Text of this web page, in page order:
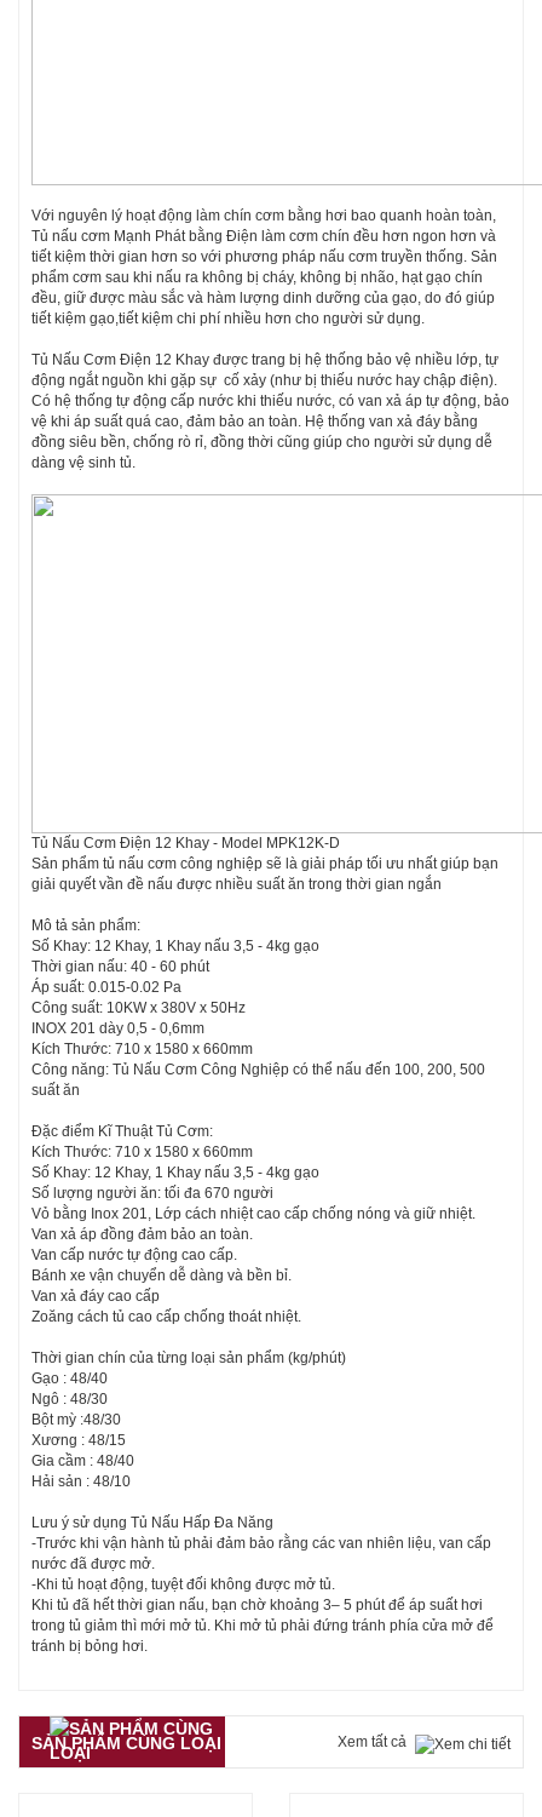
Với nguyên lý hoạt động làm chín cơm bằng hơi bao quanh hoàn toàn,
Tủ nấu cơm Mạnh Phát bằng Điện làm cơm chín đều hơn ngon hơn và
tiết kiệm thời gian hơn so với phương pháp nấu cơm truyền thống. Sản
phẩm cơm sau khi nấu ra không bị cháy, không bị nhão, hạt gạo chín
đều, giữ được màu sắc và hàm lượng dinh dưỡng của gạo, do đó giúp
tiết kiệm gạo,tiết kiệm chi phí nhiều hơn cho người sử dụng.
Tủ Nấu Cơm Điện 12 Khay được trang bị hệ thống bảo vệ nhiều lớp, tự
động ngắt nguồn khi gặp sự cố xảy (như bị thiếu nước hay chập điện).
Có hệ thống tự động cấp nước khi thiếu nước, có van xả áp tự động, bảo
vệ khi áp suất quá cao, đảm bảo an toàn. Hệ thống van xả đáy bằng
đồng siêu bền, chống rò rỉ, đồng thời cũng giúp cho người sử dụng dễ
dàng vệ sinh tủ.
Tủ Nấu Cơm Điện 12 Khay - Model MPK12K-D
Sản phẩm tủ nấu cơm công nghiệp sẽ là giải pháp tối ưu nhất giúp bạn
giải quyết vần đề nấu được nhiều suất ăn trong thời gian ngắn
Mô tả sản phẩm:
Số Khay: 12 Khay, 1 Khay nấu 3,5 - 4kg gạo
Thời gian nấu: 40 - 60 phút
Áp suất: 0.015-0.02 Pa
Công suất: 10KW x 380V x 50Hz
INOX 201 dày 0,5 - 0,6mm
Kích Thước: 710 x 1580 x 660mm
Công năng: Tủ Nấu Cơm Công Nghiệp có thể nấu đến 100, 200, 500
suất ăn
Đặc điểm Kĩ Thuật Tủ Cơm:
Kích Thước: 710 x 1580 x 660mm
Số Khay: 12 Khay, 1 Khay nấu 3,5 - 4kg gạo
Số lượng người ăn: tối đa 670 người
Vỏ bằng Inox 201, Lớp cách nhiệt cao cấp chống nóng và giữ nhiệt.
Van xả áp đồng đảm bảo an toàn.
Van cấp nước tự động cao cấp.
Bánh xe vận chuyển dễ dàng và bền bỉ.
Van xả đáy cao cấp
Zoăng cách tủ cao cấp chống thoát nhiệt.
Thời gian chín của từng loại sản phẩm (kg/phút)
Gạo : 48/40
Ngô : 48/30
Bột mỳ :48/30
Xương : 48/15
Gia cầm : 48/40
Hải sản : 48/10
Lưu ý sử dụng Tủ Nấu Hấp Đa Năng
-Trước khi vận hành tủ phải đảm bảo rằng các van nhiên liệu, van cấp
nước đã được mở.
-Khi tủ hoạt động, tuyệt đối không được mở tủ.
Khi tủ đã hết thời gian nấu, bạn chờ khoảng 3– 5 phút để áp suất hơi
trong tủ giảm thì mới mở tủ. Khi mở tủ phải đứng tránh phía cửa mở để
tránh bị bỏng hơi.
SẢN PHẨM CÙNG LOẠI Xem tất cả